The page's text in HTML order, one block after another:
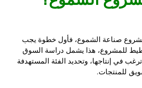
صناعة الشموع، فأول خطوة يجب
للمشروع، هذا يشمل دراسة السوق
في إنتاجها، وتحديد الفئة المستهدفة
للمنتجات.